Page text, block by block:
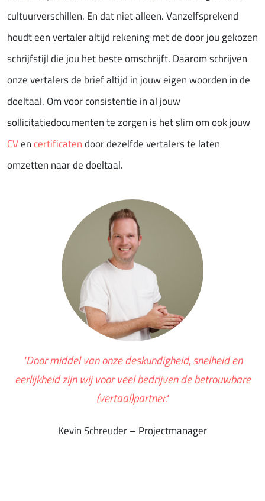
cultuurverschillen. En dat niet alleen. Vanzelfsprekend
houdt een vertaler altijd rekening met de door jou gekozen
schrijfstijl die jou het beste omschrijft. Daarom schrijven
onze vertalers de brief altijd in jouw eigen woorden in de
doeltaal. Om voor consistentie in al jouw
sollicitatiedocumenten te zorgen is het slim om ook jouw
CVen certificatendoor dezelfde vertalers te laten
omzetten naar de doeltaal.
"Door middel van onze deskundigheid, snelheid en
eerlijkheid zijn wij voor veel bedrijven de betrouwbare
(vertaal)partner."
Kevin Schreuder – Projectmanager